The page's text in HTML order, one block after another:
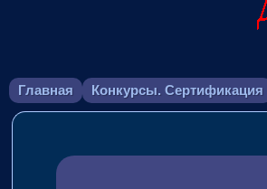
Главная Конкурсы. Сертификация